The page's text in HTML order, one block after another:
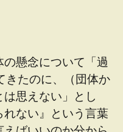
懸念について「過
きたのに、（団体か
思えない」とし
れない』という言葉